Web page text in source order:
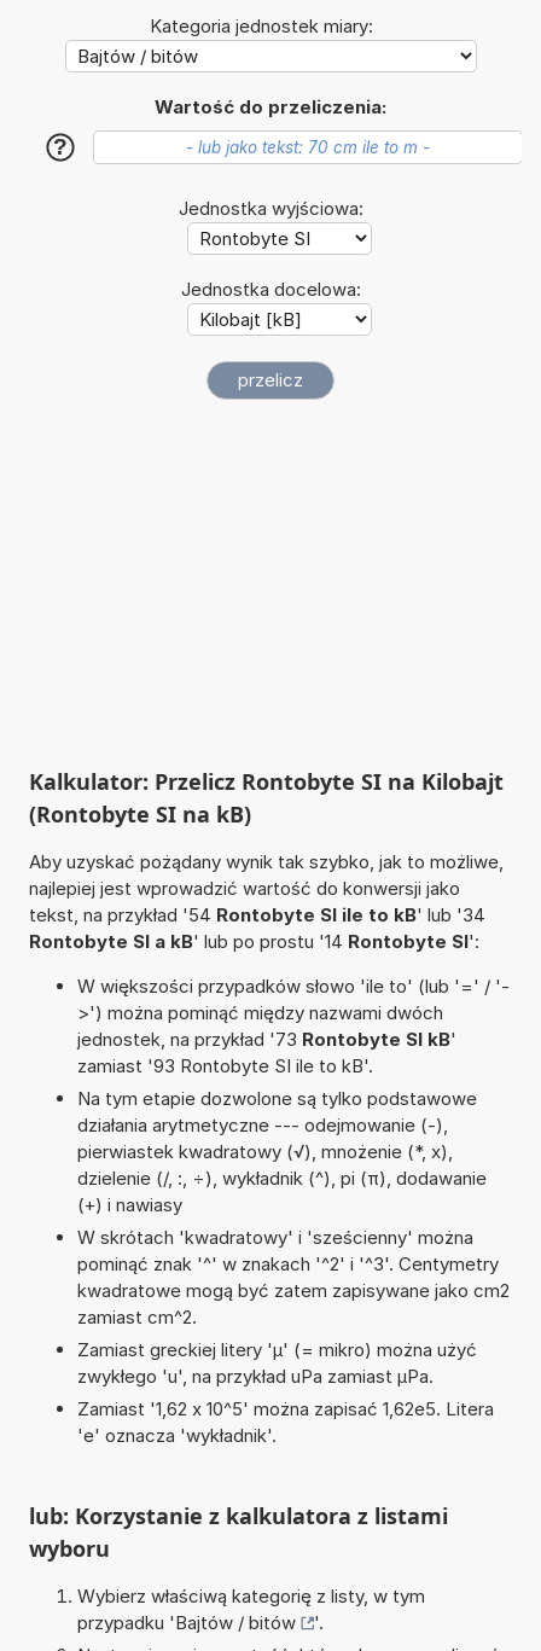
Kategoria jednostek miary:
Wartość do przeliczenia:
?
Jednostka wyjściowa:
Jednostka docelowa:
Kalkulator: Przelicz Rontobyte SI na Kilobajt
(Rontobyte SI na kB)
Aby uzyskać pożądany wynik tak szybko, jak to możliwe,
najlepiej jest wprowadzić wartość do konwersji jako
tekst, na przykład '54 Rontobyte SI ile to kB' lub '34
Rontobyte SI a kB' lub po prostu '14 Rontobyte SI':
W większości przypadków słowo 'ile to' (lub '=' / '-
>') można pominąć między nazwami dwóch
jednostek, na przykład '73 Rontobyte SI kB'
zamiast '93 Rontobyte SI ile to kB'.
Na tym etapie dozwolone są tylko podstawowe
działania arytmetyczne --- odejmowanie (-),
pierwiastek kwadratowy (√), mnożenie (*, x),
dzielenie (/, :, ÷), wykładnik (^), pi (π), dodawanie
(+) i nawiasy
W skrótach 'kwadratowy' i 'sześcienny' można
pominąć znak '^' w znakach '^2' i '^3'. Centymetry
kwadratowe mogą być zatem zapisywane jako cm2
zamiast cm^2.
Zamiast greckiej litery 'µ' (= mikro) można użyć
zwykłego 'u', na przykład uPa zamiast µPa.
Zamiast '1,62 x 10^5' można zapisać 1,62e5. Litera
'e' oznacza 'wykładnik'.
lub: Korzystanie z kalkulatora z listami
wyboru
Wybierz właściwą kategorię z listy, w tym
przypadku 'Bajtów / bitów
'.